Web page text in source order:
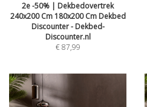
2e -50% | Dekbedovertrek
240x200 Cm 180x200 Cm Dekbed
Discounter - Dekbed-
Discounter.nl
€87,99